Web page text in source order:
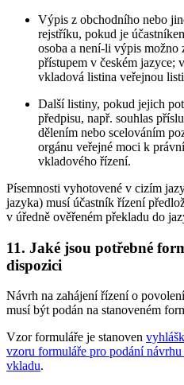
Výpis z obchodního nebo
rejstříku, pokud je
osoba a není-li výpis možno
přístupem v českém jazyce;
vkladová listina veřejnou
Další listiny, pokud jejich
předpisu, např. souhlas
dělením nebo scelováním
orgánu veřejné moci k
vkladového řízení.
Písemnosti vyhotovené v cizím
jazyka) musí účastník řízení
v úředně ověřeném překladu do
11. Jaké jsou potřebné
dispozici
Návrh na zahájení řízení o
musí být podán na stanoveném
Vzor formuláře je stanoven
vzoru formuláře pro podání
vkladu.